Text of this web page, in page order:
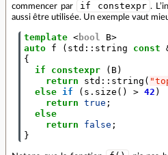
commencer par
if constexpr .
aussi être utilisée. Un exemple vaut
template < bool B>
auto f ( std :: string const
{
if
constexpr ( B)
return
std :: string (
else if ( s . size () > 42 )
return true ;
else
return
false ;
}